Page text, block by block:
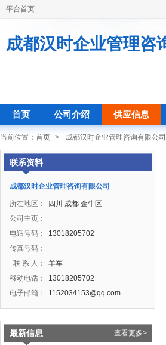
平台首页
成都汉时企业管理咨
首页 公司介绍 供应信息
当前位置： 首页 > 成都汉时企业管理咨询有限公司
联系资料
成都汉时企业管理咨询有限公司
所在地区：
四川 成都 金牛区
公司主页：
电话号码：
13018205702
传真号码：
联 系 人：
羊军
移动电话：
13018205702
电子邮箱：
1152034153@qq.com
最新信息 查看更多>